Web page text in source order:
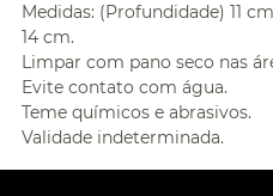
Medidas: (Profundidade) 11
14 cm.
Limpar com pano seco nas
Evite contato com água.
Teme químicos e abrasivos.
Validade indeterminada.